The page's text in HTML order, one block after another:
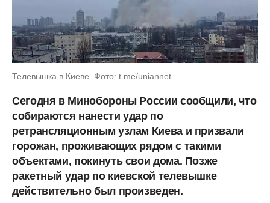
Телевышка в Киеве. Фото: t.me/uniannet
Сегодня в Минобороны России сообщили, что
собираются нанести удар по
ретрансляционным узлам Киева и призвали
горожан, проживающих рядом с такими
объектами, покинуть свои дома. Позже
ракетный удар по киевской телевышке
действительно был произведен.